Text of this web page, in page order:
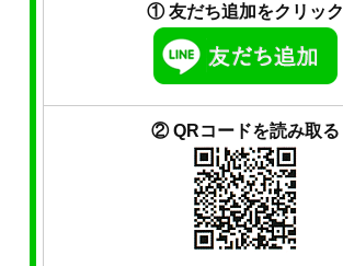
① 友だち追加をクリック
② QRコードを読み取る